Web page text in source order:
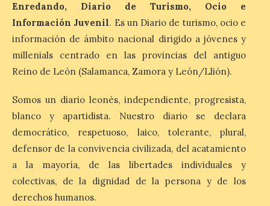
Durante los días 1 y 2 de
agosto, tanto el público
infantil como el adulto
pudo disfrutar de un
planetario que se instaló
en el polideportivo municipal, con pases
de mañana dedicados preferentemente al
Más de 200.000 jóvenes
nacidos en 2008 ya han
solicitado el Bono Cultural
Joven 2026 en su primer
mes de vigencia
Enredando, Diario de Turismo, Ocio e
Información Juvenil. Es un Diario de turismo, ocio e
información de ámbito nacional dirigido a jóvenes y
millenials centrado en las provincias del antiguo
Reino de León (Salamanca, Zamora y León/Llión).
Somos un diario leonés, independiente, progresista,
blanco y apartidista. Nuestro diario se declara
democrático, respetuoso, laico, tolerante, plural,
defensor de la convivencia civilizada, del acatamiento
a la mayoría, de las libertades individuales y
colectivas, de la dignidad de la persona y de los
derechos humanos.